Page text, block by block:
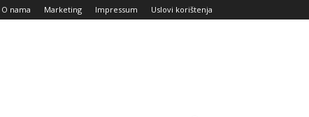
O nama Marketing Impressum Uslovi korištenja